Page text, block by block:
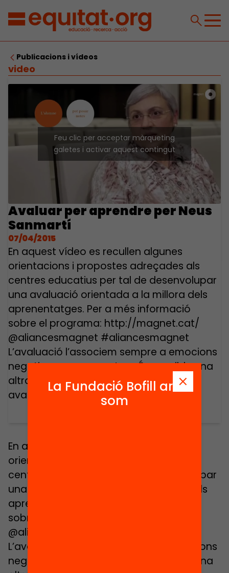
Publicacions i vídeos
video
Feu clic per acceptar màrqueting
galetes i activar aquest contingut
Avaluar per aprendre per Neus
Sanmartí
07/04/2015
En aquest vídeo es recullen algunes
orientacions i propostes adreçades als
centres educatius per tal de desenvolupar
una avaluació orientada a la millora dels
aprenentatges. Per a més informació
sobre el programa: http://magnet.cat/
@aliancesmagnet #aliancesmagnet
L’avaluació l’associem sempre a emocions
negatives, a posar notes… És possible una
altra avaluació? Es pot aprendre sense
avaluar? […]
En aquest vídeo es recullen algunes
orientacions i propostes adreçades als
centres educatius per tal de desenvolupar
una avaluació orientada a la millora dels
aprenentatges. Per a més informació
sobre el programa:
@aliancesmagnet #aliancesmagnet
L’avaluació l’associem sempre a emocions
negatives, a posar notes… És possible una
La Fundació Bofill ara
som